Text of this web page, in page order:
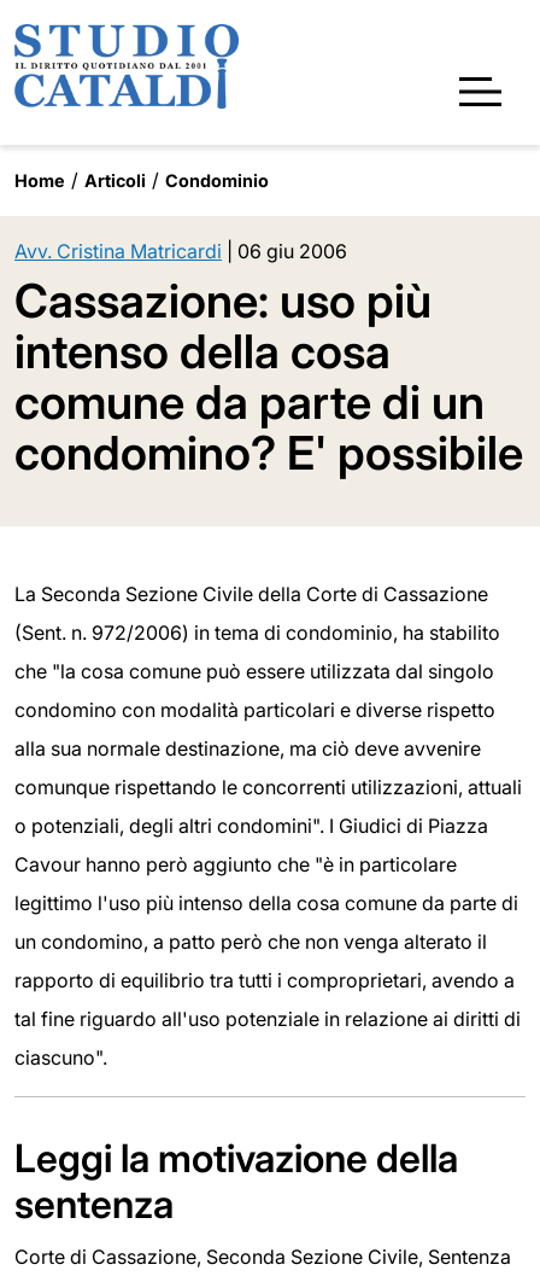
Home Articoli Condominio
Avv. Cristina Matricardi 06 giu 2006
Cassazione: uso più
intenso della cosa
comune da parte di un
condomino? E' possibile
La Seconda Sezione Civile della Corte di Cassazione
(Sent. n. 972/2006) in tema di condominio, ha stabilito
che "la cosa comune può essere utilizzata dal singolo
condomino con modalità particolari e diverse rispetto
alla sua normale destinazione, ma ciò deve avvenire
comunque rispettando le concorrenti utilizzazioni, attuali
o potenziali, degli altri condomini". I Giudici di Piazza
Cavour hanno però aggiunto che "è in particolare
legittimo l'uso più intenso della cosa comune da parte di
un condomino, a patto però che non venga alterato il
rapporto di equilibrio tra tutti i comproprietari, avendo a
tal fine riguardo all'uso potenziale in relazione ai diritti di
ciascuno".
Leggi la motivazione della
sentenza
Corte di Cassazione, Seconda Sezione Civile, Sentenza